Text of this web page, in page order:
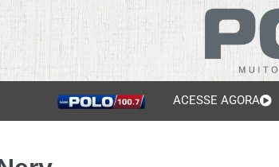
ACESSE AGORA